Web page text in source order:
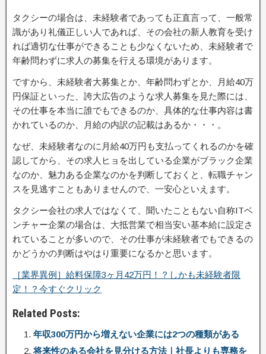
タクシーの場合は、未経験者であっても正直言って、一般常
識があり礼儀正しい人であれば、その会社の新人教育を受け
れば適切な仕事ができることも少なくないため、未経験者で
年齢問わずに求人の募集を行える環境があります。
ですから、未経験者大募集とか、年齢問わずとか、月給40万
円保証といった、誇大広告のような求人募集を見た際には、
その仕事を本当に誰でもできるのか、具体的な仕事内容は書
かれているのか、月給の内訳の記載はあるか・・・。
なぜ、未経験者なのに月給40万円も支払ってくれるのかを確
認してから、その求人ヒョを出している企業がブラック企業
なのか、魅力ある企業なのかを判断しておくと、転職チャン
スを見逃すこともありませんので、一安心といえます。
タクシー会社の求人ではなくて、聞いたこともない自称ITベ
ンチャー企業の場合は、大抵営業で相当安い基本給に設定さ
れていることが多いので、その仕事が未経験者でもできるの
かどうかの判断はやはり重要になるかと思います。
［業界異例］給料保障3ヶ月42万円！？しかも未経験者限
定！？今すぐクリック
Related Posts:
年収300万円から増えない企業には2つの種類がある
将来性のある会社を見分ける方法｜社長よりも専務を